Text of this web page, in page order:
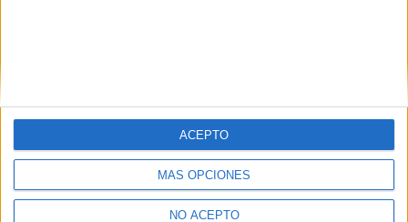
MÁS OPCIONES
NO ACEPTO
ACEPTO
Quiénes somos|Contactar|Anúnciate
Politica de privacidad|Condiciones generales